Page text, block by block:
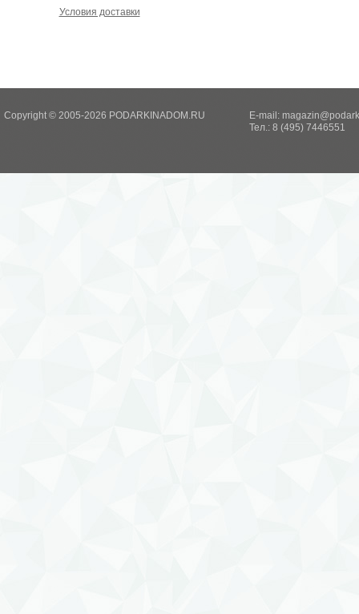
Условия доставки
Copyright © 2005-2026 PODARKINADOM.RU E-mail:
Тел.: 8 (495) 7446551